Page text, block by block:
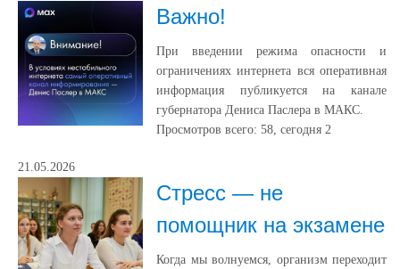
Важно!
При введении режима опасности и
ограничениях интернета вся оперативная
информация публикуется на канале
губернатора Дениса Паслера в МАКС.
Просмотров всего: 58, сегодня 2
21.05.2026
Стресс — не
помощник на экзамене
Когда мы волнуемся, организм переходит